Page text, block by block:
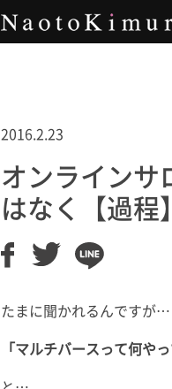
2016.2.23
オンラインサ
はなく【過程
たまに聞かれるんですが…
「マルチバースって何やっ